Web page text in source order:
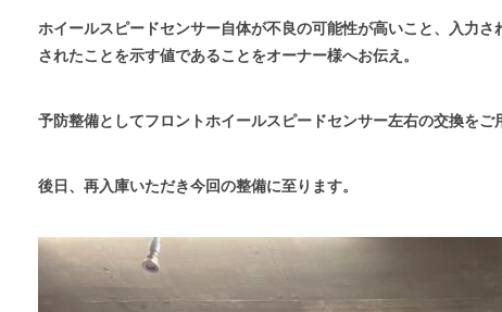
ホイールスピードセンサー自体が不良の可能性が高いこと、入力
されたことを示す値であることをオーナー様へお伝え。
予防整備としてフロントホイールスピードセンサー左右の交換をご
後日、再入庫いただき今回の整備に至ります。